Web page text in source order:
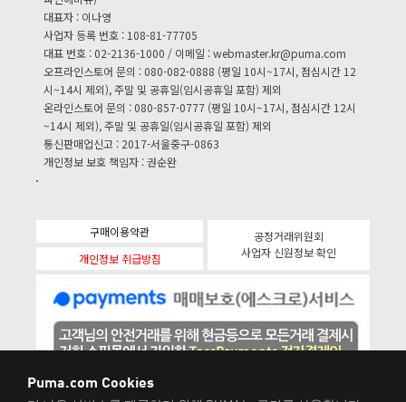
대표자 : 이나영
사업자 등록 번호 : 108-81-77705
대표 번호 : 02-2136-1000 / 이메일 :webmaster.kr@puma.com
오프라인스토어 문의 : 080-082-0888 (평일 10시~17시, 점심시간 12
시~14시 제외), 주말 및 공휴일(임시공휴일 포함) 제외
온라인스토어 문의 : 080-857-0777 (평일 10시~17시, 점심시간 12시
~14시 제외), 주말 및 공휴일(임시공휴일 포함) 제외
통신판매업신고 : 2017-서울중구-0863
개인정보 보호 책임자 : 권순완
구매이용약관
개인정보 취급방침
공정거래위원회
사업자 신원정보 확인